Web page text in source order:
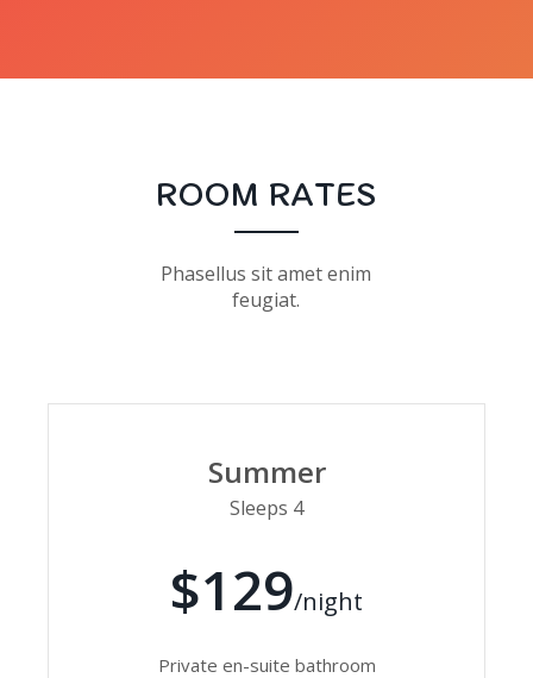
ROOM RATES
Phasellus sit amet enim
feugiat.
Summer
Sleeps 4
$129/night
Private en-suite bathroom